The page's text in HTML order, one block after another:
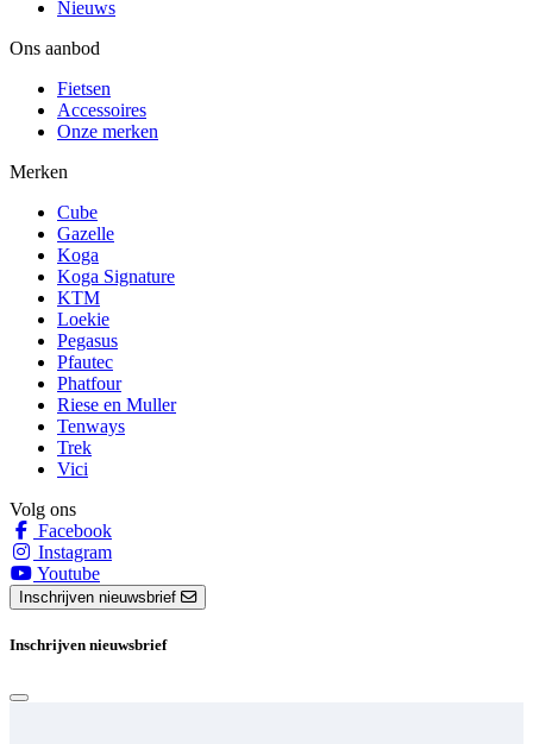
Nieuws
Ons aanbod
Fietsen
Accessoires
Onze merken
Merken
Cube
Gazelle
Koga
Koga Signature
KTM
Loekie
Pegasus
Pfautec
Phatfour
Riese en Muller
Tenways
Trek
Vici
Volg ons
Facebook
Instagram
Youtube
Inschrijven nieuwsbrief
Inschrijven nieuwsbrief